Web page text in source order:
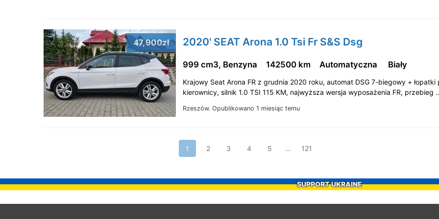
47,900zł 2020' SEAT Arona 1.0 Tsi Fr S&S Dsg
Rzeszów. Opublikowano 1 miesiąc temu
999 cm3, Benzyna 142500 km Automatyczna Biały
Krajowy Seat Arona FR z grudnia 2020 roku, automat DSG 7-biegowy + łopatki
kierownicy, silnik 1.0 TSI 115 KM, najwyższa wersja wyposażenia FR, przebieg
1 2 3 4 5 … 121
SUPPORT UKRAINE